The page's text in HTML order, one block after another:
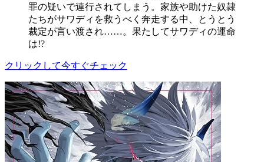
罪の疑いで連行されてしまう。家族や助けた奴隷
たちがサワディを救うべく奔走する中、とうとう
裁定が言い渡され……。果たしてサワディの運命
は!?
クリックして今すぐチェック